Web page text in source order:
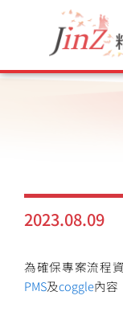
要
2023.08.09
為確保專案流程
PMS及coggle內容